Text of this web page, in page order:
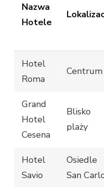
Nazwa
Hotele
Hotel
Roma
Centrum
Grand
Hotel
Cesena
Blisko
plaży
Hotel
Savio
Osiedle
San